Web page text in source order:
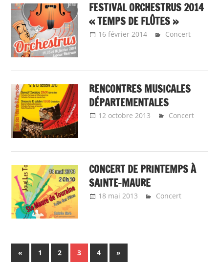
FESTIVAL ORCHESTRUS 2014
« TEMPS DE FLÛTES »
16 février 2014
Emeline
Concert
RENCONTRES MUSICALES
DÉPARTEMENTALES
12 octobre 2013
Emeline
Concert
CONCERT DE PRINTEMPS À
SAINTE-MAURE
18 mai 2013 Emeline Design
Concert
Pagination
«Previous
Posts
1 2 3 4
Next
Posts
»